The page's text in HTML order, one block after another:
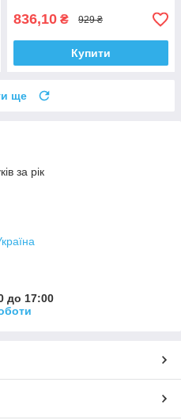
836,10 ₴ 929 ₴
Купити
ще
за рік
до 17:00